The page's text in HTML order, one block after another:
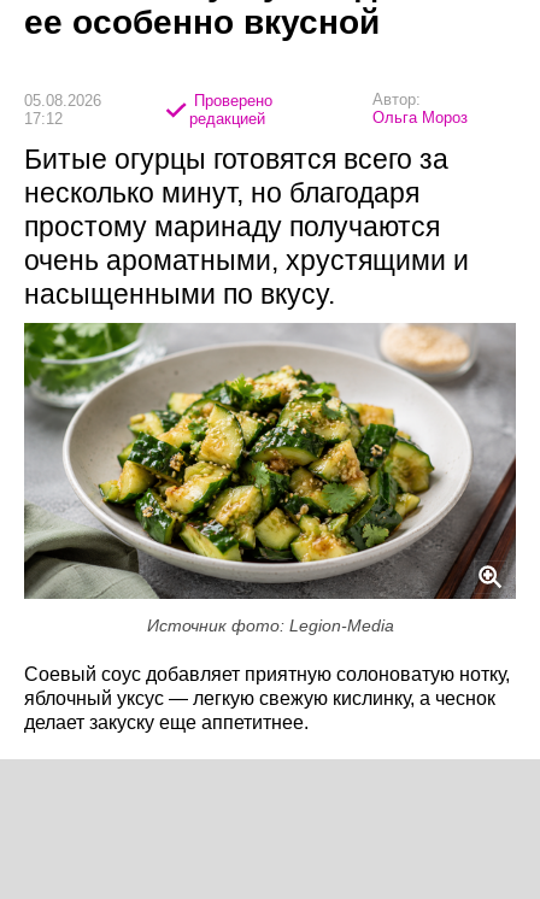
ее особенно вкусной
05.08.2026
17:12
Проверено
редакцией
Автор:
Ольга Мороз
Битые огурцы готовятся всего за
несколько минут, но благодаря
простому маринаду получаются
очень ароматными, хрустящими и
насыщенными по вкусу.
Источник фото: Legion-Media
Соевый соус добавляет приятную солоноватую нотку,
яблочный уксус — легкую свежую кислинку, а чеснок
делает закуску еще аппетитнее.